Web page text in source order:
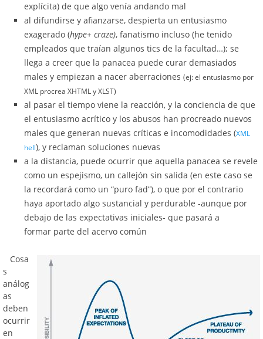
explícita) de que algo venía andando mal
al difundirse y afianzarse, despierta un entusiasmo
exagerado (hype+ craze), fanatismo incluso (he tenido
empleados que traían algunos tics de la facultad…); se
llega a creer que la panacea puede curar demasiados
males y empiezan a nacer aberraciones (ej: el entusiasmo por
XML procrea XHTML y XLST)
al pasar el tiempo viene la reacción, y la conciencia de que
el entusiasmo acrítico y los abusos han procreado nuevos
males que generan nuevas críticas e incomodidades (XML
hell), y reclaman soluciones nuevas
a la distancia, puede ocurrir que aquella panacea se revele
como un espejismo, un callejón sin salida (en este caso se
la recordará como un “puro fad”), o que por el contrario
haya aportado algo sustancial y perdurable -aunque por
debajo de las expectativas iniciales- que pasará a
formar parte del acervo común
Cosa
s
análog
as
deben
ocurrir
en